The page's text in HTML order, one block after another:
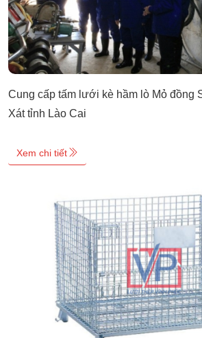
Cung cấp tấm lưới kè hầm lò Mỏ đồng
Xát tỉnh Lào Cai
Xem chi tiết